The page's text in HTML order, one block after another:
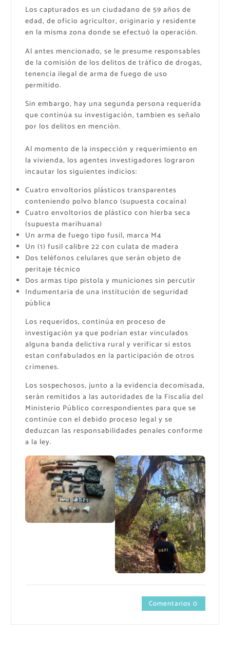
​Los capturados es un ciudadano de 59 años de
edad, de oficio agricultor, originario y residente
en la misma zona donde se efectuó la operación.
Al antes mencionado, se le presume responsables
de la comisión de los delitos de ​tráfico de drogas,
te​nencia ilegal de arma de fuego de uso
permitido.
Sin embargo, hay una segunda persona requerida
que continúa su investigación, tambien es señalo
por los delitos en mención.
​Al momento de la inspección y requerimiento en
la vivienda, los agentes investigadores lograron
incautar los siguientes indicios:
​Cuatro envoltorios plásticos transparentes
conteniendo polvo blanco (supuesta cocaína)
Cuatro envoltorios de plástico con hierba seca
(supuesta marihuana)
​Un arma de fuego tipo fusil, marca M4
Un (1) fusil calibre 22 con culata de madera
​Dos teléfonos celulares que serán objeto de
peritaje técnico
Dos armas tipo pistola y municiones sin percutir
Indumentaria de una institución de seguridad
pública
Los requeridos, continúa en proceso de
investigación ya que podrían estar vinculados
alguna banda delictiva rural y verificar si estos
estan confabulados en la participación de otros
crímenes.
​Los sospechosos, junto a la evidencia decomisada,
serán remitidos a las autoridades de la Fiscalía del
Ministerio Público correspondientes para que se
continúe con el debido proceso legal y se
deduzcan las responsabilidades penales conforme
a la ley.
Comentarios 0